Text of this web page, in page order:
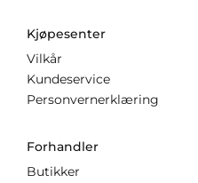
Kjøpesenter
Vilkår
Kundeservice
Personvernerklæring
Forhandler
Butikker